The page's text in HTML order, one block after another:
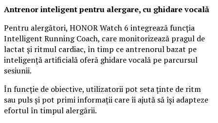
Antrenor inteligent pentru alergare, cu ghidare vocală
Pentru alergători, HONOR Watch 6 integrează funcția
Intelligent Running Coach, care monitorizează pragul de
lactat și ritmul cardiac, în timp ce antrenorul bazat pe
inteligență artificială oferă ghidare vocală pe parcursul
sesiunii.
În funcție de obiective, utilizatorii pot seta ținte de ritm
sau puls și pot primi informații care îi ajută să își adapteze
efortul în timpul alergării.